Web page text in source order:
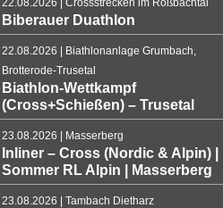
22.08.2026 | Crossstrecken im Roßbachtal
Biberauer Duathlon
22.08.2026 | Biathlonanlage Grumbach,
Brotterode-Trusetal
Biathlon-Wettkampf
(Cross+Schießen) – Trusetal
23.08.2026 | Masserberg
Inliner – Cross (Nordic & Alpin) |
Sommer RL Alpin | Masserberg
23.08.2026 | Tambach Dietharz